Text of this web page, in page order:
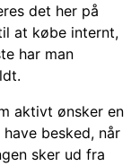
det her på
at købe internt,
har man
aktivt ønsker en
besked, når
sker ud fra